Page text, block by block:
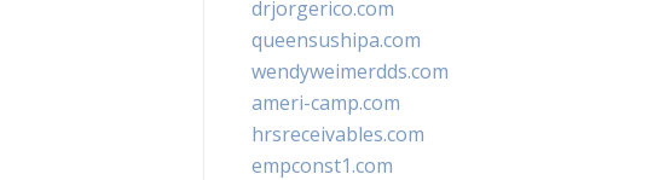
drjorgerico.com
queensushipa.com
wendyweimerdds.com
ameri-camp.com
hrsreceivables.com
empconst1.com